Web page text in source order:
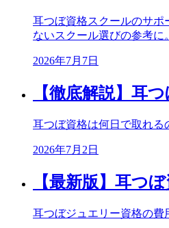
耳つぼ資格スクールのサポ
ないスクール選びの参考に。
2026年7月7日
【徹底解説】耳
耳つぼ資格は何日で取れる
2026年7月2日
【最新版】耳つ
耳つぼジュエリー資格の費